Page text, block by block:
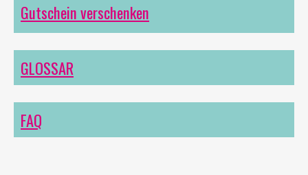
Gutschein verschenken
GLOSSAR
FAQ